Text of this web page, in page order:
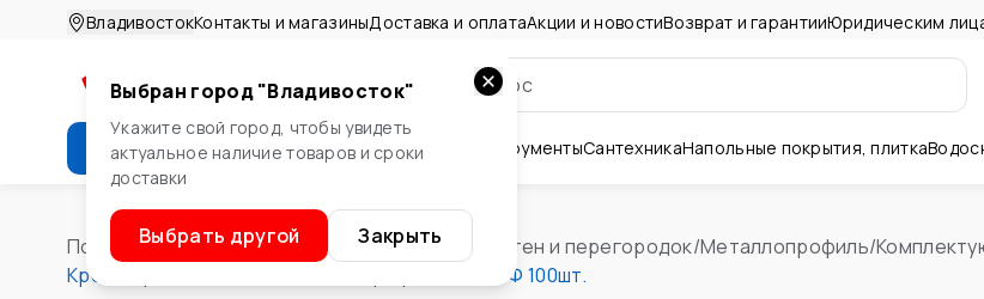
ВладивостокКонтакты и магазиныДоставка и оплатаАкции и новостиВозврат и гарантииЮридическим
Каталог Стройматериалы ИнструментыСантехникаНапольные покрытия, плитка
Выбран город "Владивосток"
Укажите свой город, чтобы увидеть
актуальное наличие товаров и сроки
доставки
Выбрать другой Закрыть
Помощник/Стройматериалы Материалы для стен и перегородок/Металлопрофиль/
Креммер клипс для маячковых профилей КНАУФ 100шт.